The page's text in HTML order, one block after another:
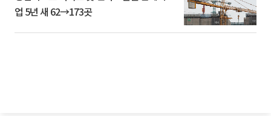
업 5년 새 62→173곳